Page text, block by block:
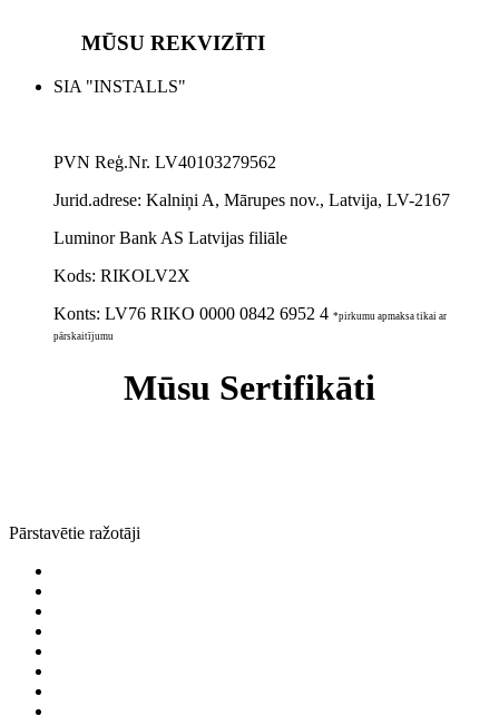
MŪSU REKVIZĪTI
SIA "INSTALLS"
PVN Reģ.Nr. LV40103279562
Jurid.adrese: Kalniņi A, Mārupes nov., Latvija, LV-2167
Luminor Bank AS Latvijas filiāle
Kods: RIKOLV2X
Konts: LV76 RIKO 0000 0842 6952 4 *pirkumu apmaksa tikai ar
pārskaitījumu
Mūsu Sertifikāti
Pārstavētie ražotāji